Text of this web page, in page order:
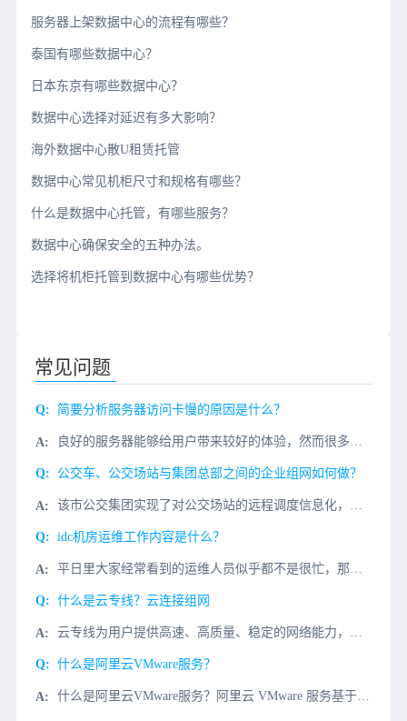
服务器上架数据中心的流程有哪些？
泰国有哪些数据中心？
日本东京有哪些数据中心？
数据中心选择对延迟有多大影响？
海外数据中心散U租赁托管
数据中心常见机柜尺寸和规格有哪些？
什么是数据中心托管，有哪些服务？
数据中心确保安全的五种办法。
选择将机柜托管到数据中心有哪些优势？
常见问题
简要分析服务器访问卡慢的原因是什么？
良好的服务器能够给用户带来较好的体验，然而很多时候服务器容易出现卡顿，访问缓慢的情况，遇到这种情况不要着急，下面微云网络小编分析了常见的服务器卡顿访问慢的原因及解决办法。常见服务器卡顿、慢的原因：1、
公交车、公交场站与集团总部之间的企业组网如何做？
该市公交集团实现了对公交场站的远程调度信息化，公交集团统一管控所有系统及数据。下图A为公交集团总部，B为市内公交场站，A—B已有专线连接。C为郊区公交场站。项目需求1、简单快速的实现公交集团和所辖公交
​idc机房运维工作内容是什么？
平日里大家经常看到的运维人员似乎都不是很忙，那么idc公司在idc机房安排的专业运维人员，具体是干什么的？下面微云网络小编来为大家简单说说我司的运维人员在机房都负责哪些内容。微云网络idc机房运维人员
什么是云专线？云连接组网
云专线为用户提供高速、高质量、稳定的网络能力，可以快速构建跨区域VPC和云上多VPC与云下多数据中心之间的跨区域VPC，帮助用户打造具有企业规模和通信能力的全球云网络。通过购买云专线，用户需要实现不同
什么是阿里云VMware服务？
什么是阿里云VMware服务？阿里云 VMware 服务基于 VMware 的核心跨云平台 VMware Cloud Foundation (包含了 vSphere、vSAN、NSX 等组件) 而打造